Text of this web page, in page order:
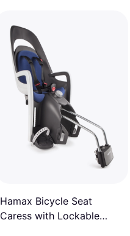
Hamax Bicycle Seat
Caress with Lockable